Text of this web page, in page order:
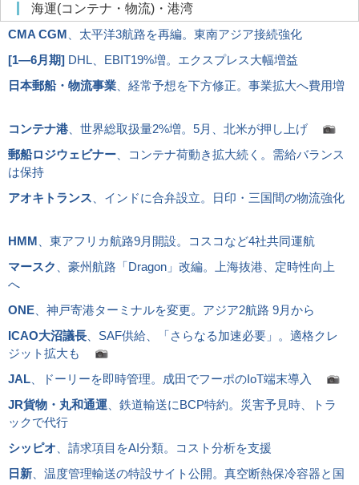
海運(コンテナ・物流)・港湾
CMA CGM 、太平洋3航路を再編。東南アジア接続強化
[1―6月期] DHL、EBIT19%増。エクスプレス大幅増益
日本郵船・物流事業 、経常予想を下方修正。事業拡大へ費用増
コンテナ港、世界総取扱量2%増。5月、北米が押し上げ
郵船ロジウェビナー 、コンテナ荷動き拡大続く。需給バランス
は保持
アオキトランス 、インドに合弁設立。日印・三国間の物流強化
HMM 、東アフリカ航路9月開設。コスコなど4社共同運航
マースク
、豪州航路「Dragon」改編。上海抜港、定時性向上
へ
ONE 、神戸寄港ターミナルを変更。アジア2航路 9月から
ICAO大沼議長 、SAF供給、「さらなる加速必要」。適格クレ
ジット拡大も
JAL 、ドーリーを即時管理。成田でフーポのIoT端末導入
JR貨物・丸和通運 、鉄道輸送にBCP特約。災害予見時、トラ
ックで代行
シッピオ 、請求項目をAI分類。コスト分析を支援
日新 、温度管理輸送の特設サイト公開。真空断熱保冷容器と国